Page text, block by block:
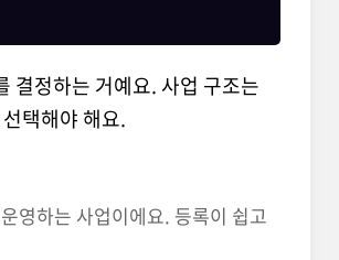
결정하는 거예요. 사업 구조는
택해야 해요.
영하는 사업이에요. 등록이 쉽고